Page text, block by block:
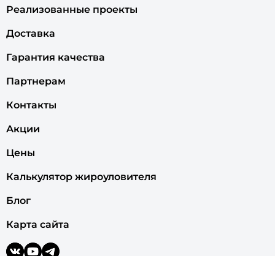
Реализованные проекты
Доставка
Гарантия качества
Партнерам
Контакты
Акции
Цены
Калькулятор жироуловителя
Блог
Карта сайта